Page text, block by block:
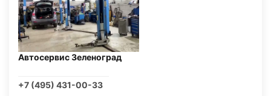
Автосервис Зеленоград
+7 (495) 431-00-33